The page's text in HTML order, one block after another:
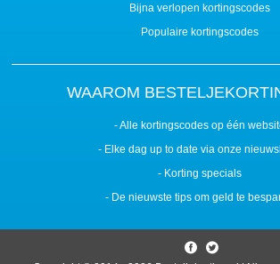
Bijna verlopen kortingscodes
Populaire kortingscodes
WAAROM
- Alle kortingscodes op één
- Elke dag up to date via onze
- Korting specials
- De nieuwste tips om geld te